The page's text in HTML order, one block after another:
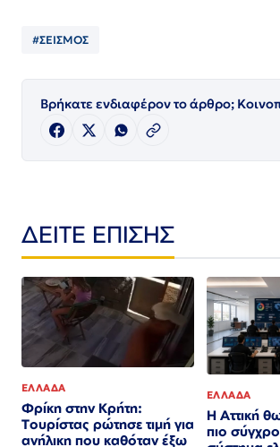
#ΣΕΙΣΜΟΣ
Βρήκατε ενδιαφέρον το άρθρο;
ΔΕΙΤΕ ΕΠΙΣΗΣ
ΕΛΛΑΔΑ
Φρίκη στην Κρήτη:
Τουρίστας ρώτησε τιμή για
ανήλικη που καθόταν έξω
ΕΛΛΑΔΑ
Η Αττική
πιο